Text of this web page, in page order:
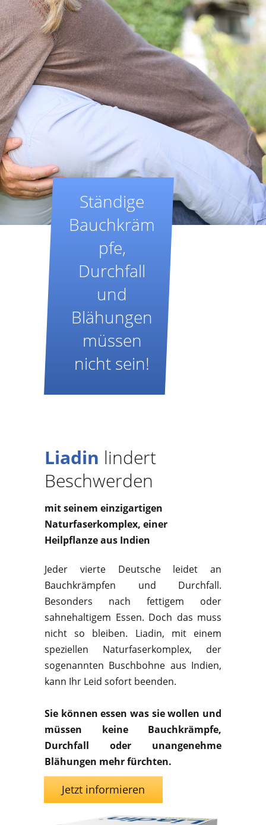
Ständige
Bauchkräm
pfe,
Durchfall
und
Blähungen
müssen
nicht sein!
Liadin lindert
Beschwerden
mit seinem einzigartigen
Naturfaserkomplex, einer
Heilpflanze aus Indien
Jeder vierte Deutsche leidet an
Bauchkrämpfen und Durchfall.
Besonders nach fettigem oder
sahnehaltigem Essen. Doch das muss
nicht so bleiben. Liadin, mit einem
speziellen Naturfaserkomplex, der
sogenannten Buschbohne aus Indien,
kann Ihr Leid sofort beenden.
Sie können essen was sie wollen und
müssen keine Bauchkrämpfe,
Durchfall oder unangenehme
Blähungen mehr fürchten.
Jetzt informieren